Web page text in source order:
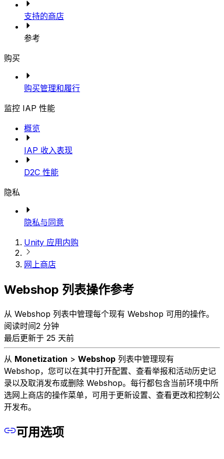
支持的商店
参考
购买
购买管理和履行
监控 IAP 性能
概览
IAP 收入表现
D2C 性能
隐私
隐私与同意
Unity 应用内购
网上商店
Webshop 列表操作参考
从 Webshop 列表中管理每个现有 Webshop 可用的操作。
阅读时间2 分钟
最后更新于 25 天前
从 Monetization > Webshop 列表中管理现有
Webshop，您可以在其中打开配置、查看举报和活动历史记
录以及取消发布或删除 Webshop。每行都包含当前环境中所
选网上商店的操作菜单，可用于更新设置、查看更改和控制公
开发布。
可用选项